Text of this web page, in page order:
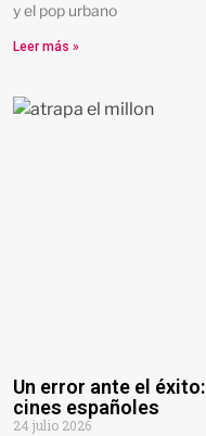
y el pop urbano
Leer más »
Un error ante el
cines españoles
24 julio 2026